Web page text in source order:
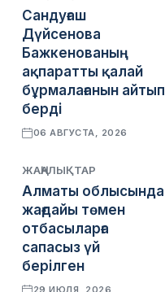
Сандуғаш
Дүйсенова
Бажкенованың
ақпаратты қалай
бұрмалағанын айтып
берді
06 АВГУСТА, 2026
ЖАҢАЛЫҚТАР
Алматы облысында
жағдайы төмен
отбасыларға
сапасыз үй
берілген
29 ИЮЛЯ, 2026